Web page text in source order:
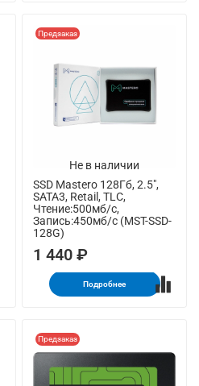
Не в наличии
Предзаказ
SSD Mastero 128Гб, 2.5",
SATA3, Retail, TLC,
Чтение:500мб/с,
Запись:450мб/с (MST-SSD-
128G)
1 440 ₽
Подробнее
Предзаказ